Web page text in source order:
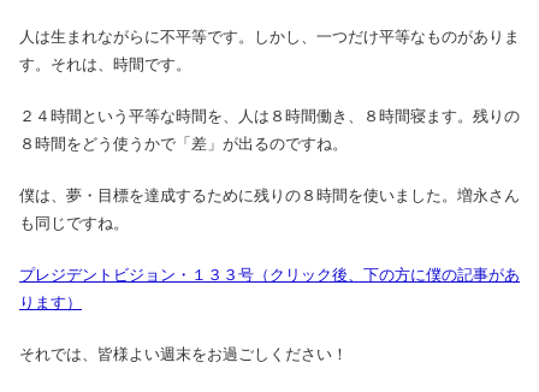
人は生まれながらに不平等です。しかし、一つだけ平等なものがありま
す。それは、時間です。
２４時間という平等な時間を、人は８時間働き、８時間寝ます。残りの
８時間をどう使うかで「差」が出るのですね。
僕は、夢・目標を達成するために残りの８時間を使いました。増永さん
も同じですね。
プレジデントビジョン・１３３号（クリック後、下の方に僕の記事があ
ります）
それでは、皆様よい週末をお過ごしください！